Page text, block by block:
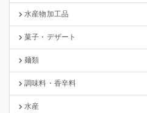
水産物加工品
菓子・デザート
麺類
調味料・香辛料
水産